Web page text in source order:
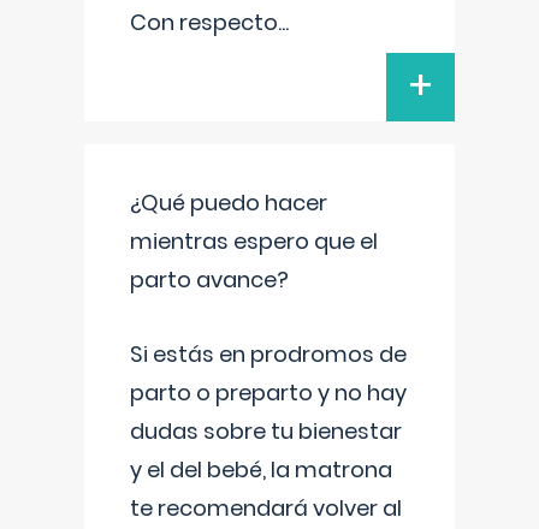
Con respecto...
+
¿Qué puedo hacer
mientras espero que el
parto avance?
Si estás en prodromos de
parto o preparto y no hay
dudas sobre tu bienestar
y el del bebé, la matrona
te recomendará volver al